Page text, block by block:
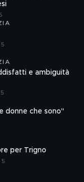
e ambiguità
donne che sono"
per Trigno
5